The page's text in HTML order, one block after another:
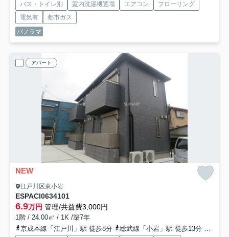
バス・トイレ別 室内洗濯機置場 エアコン
フローリング
電気有
都市ガス
パノラマ
アパート
NEW
江戸川区東小岩
ESPACI0634101
6.9万円 管理/共益費3,000円
1階 / 24.00㎡ / 1K /築7年
京成本線「江戸川」駅 徒歩8分
総武線「小岩」駅 徒歩13分 京成